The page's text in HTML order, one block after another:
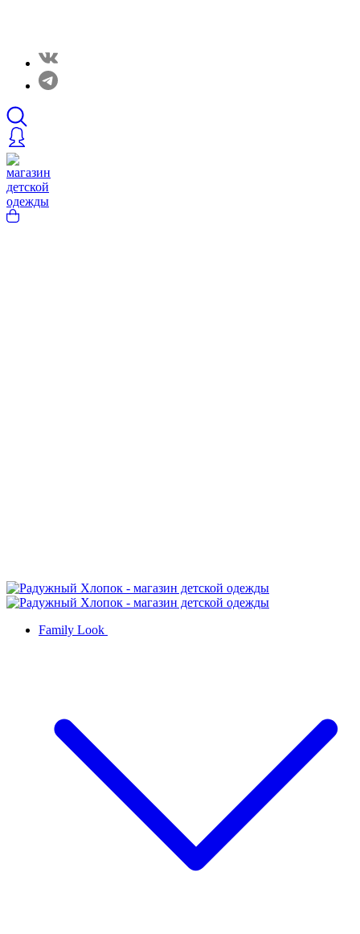
Family Look